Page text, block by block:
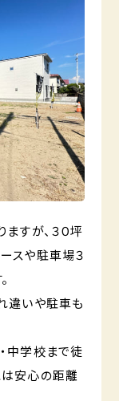
すが、３０坪
スや駐車場３
違いや駐車も
中学校まで徒
安心の距離